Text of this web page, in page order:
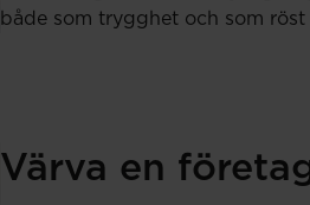
både som trygghet och som
Värva en